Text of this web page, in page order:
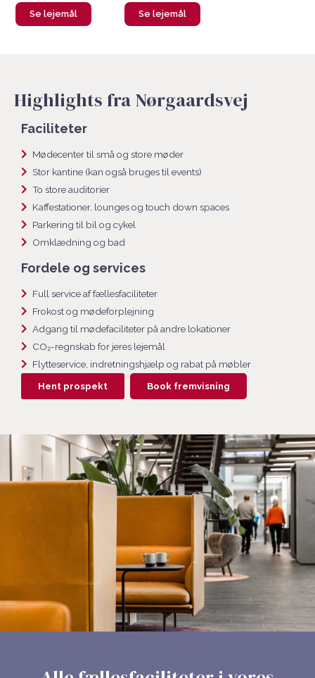
Se lejemål Se lejemål
Highlights fra Nørgaardsvej
Faciliteter
Mødecenter til små og store møder
Stor kantine (kan også bruges til events)
To store auditorier
Kaffestationer, lounges og touch down spaces
Parkering til bil og cykel
Omklædning og bad
Fordele og services
Full service af fællesfaciliteter
Frokost og mødeforplejning
Adgang til mødefaciliteter på andre lokationer
CO₂-regnskab for jeres lejemål
Flytteservice, indretningshjælp og rabat på møbler
Hent prospekt Book fremvisning